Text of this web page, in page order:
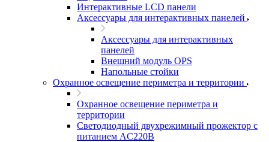
Интерактивные LCD панели
Аксессуары для интерактивных панелей
Аксессуары для интерактивных
панелей
Внешний модуль OPS
Напольные стойки
Охранное освещение периметра и территории
Охранное освещение периметра и
территории
Светодиодный двухрежимный прожектор с
питанием AC220В